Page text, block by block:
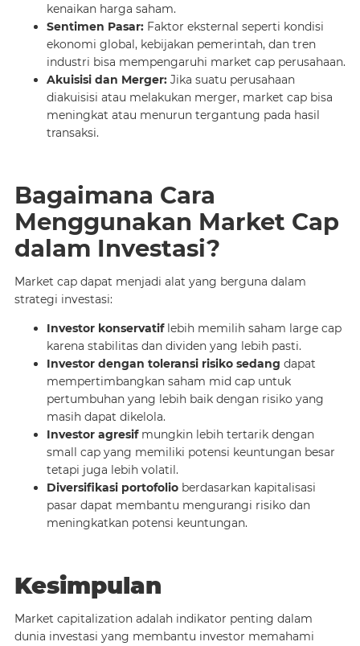
kenaikan harga saham.
Sentimen Pasar:Faktor eksternal seperti kondisi
ekonomi global, kebijakan pemerintah, dan tren
industri bisa mempengaruhi market cap perusahaan.
Akuisisi dan Merger:Jika suatu perusahaan
diakuisisi atau melakukan merger, market cap bisa
meningkat atau menurun tergantung pada hasil
transaksi.
Bagaimana Cara
Menggunakan Market Cap
dalam Investasi?
Market cap dapat menjadi alat yang berguna dalam
strategi investasi:
Investor konservatiflebih memilih saham large cap
karena stabilitas dan dividen yang lebih pasti.
Investor dengan toleransi risiko sedang dapat
mempertimbangkan saham mid cap untuk
pertumbuhan yang lebih baik dengan risiko yang
masih dapat dikelola.
Investor agresifmungkin lebih tertarik dengan
small cap yang memiliki potensi keuntungan besar
tetapi juga lebih volatil.
Diversifikasi portofolioberdasarkan kapitalisasi
pasar dapat membantu mengurangi risiko dan
meningkatkan potensi keuntungan.
Kesimpulan
Market capitalization adalah indikator penting dalam
dunia investasi yang membantu investor memahami